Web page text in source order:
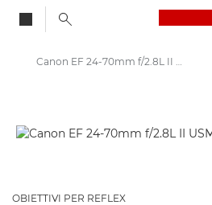
Canon EF 24-70mm f/2.8L II USM - Obiettivi - Obiettivi fotografici
OBIETTIVI PER REFLEX